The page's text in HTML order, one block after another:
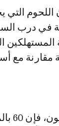
اللحوم
في درب
مقارنة مع